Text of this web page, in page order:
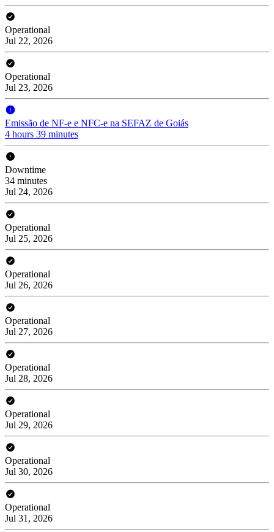
Operational
Jul 22, 2026
Operational
Jul 23, 2026
Emissão de NF-e e NFC-e na SEFAZ de Goiás
4 hours 39 minutes
Downtime
34 minutes
Jul 24, 2026
Operational
Jul 25, 2026
Operational
Jul 26, 2026
Operational
Jul 27, 2026
Operational
Jul 28, 2026
Operational
Jul 29, 2026
Operational
Jul 30, 2026
Operational
Jul 31, 2026